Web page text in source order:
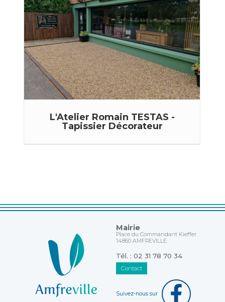
L'Atelier Romain TESTAS -
Tapissier Décorateur
Mairie
Place du Commandant Kieffer
14860 AMFREVILLE
Tél. : 02 31 78 70 34
Contact
Suivez-nous sur